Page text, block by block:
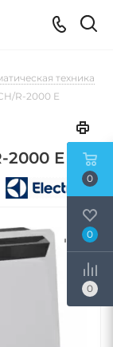
техника
R-2000 E
2000 E
0
0
0